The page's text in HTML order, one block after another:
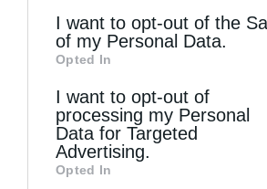
information may also be
third parties on theIAB’s List
Downstream Participants
disclose it to other third
I want to opt-out of the
of my Personal Data.
Opted In
I want to opt-out of
processing my Personal
Data for Targeted
Advertising.
Opted In
Την Πέμπτη 17 Ιουλίου 2025,
θα εορτάσει τη μνήμη της
Μεγαλομάρτυρος Μαρίνας.
μας πανηγυρίζει ο Ιερός
Ναός της Αγίας Μαρίνας